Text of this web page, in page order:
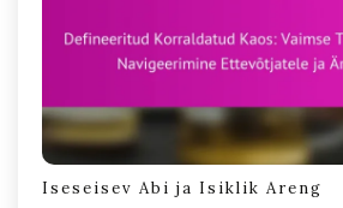
Iseseisev Abi ja Isiklik Areng